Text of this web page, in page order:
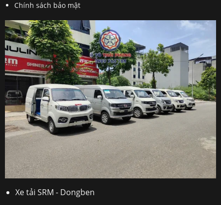
Chính sách bảo mật
Xe tải SRM - Dongben